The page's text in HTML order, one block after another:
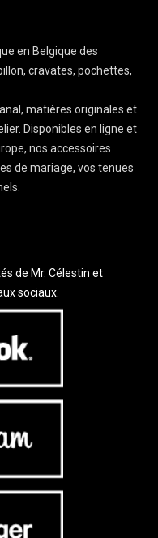
en Belgique des
cravates, pochettes,
matières originales et
Disponibles en ligne et
nos accessoires
de mariage, vos tenues
de Mr. Célestin et
sociaux.